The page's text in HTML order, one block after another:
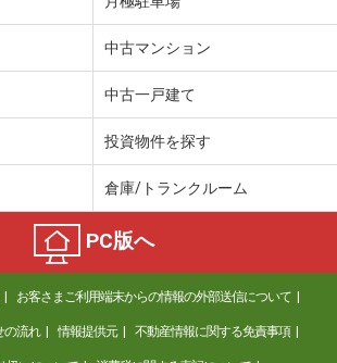
中古マンション
中古一戸建て
投資物件を探す
倉庫/トランクルーム
PC版へ
お客さまご利用端末からの情報の外部送信について
の流れ 情報提供元 不動産情報に関する免責事項